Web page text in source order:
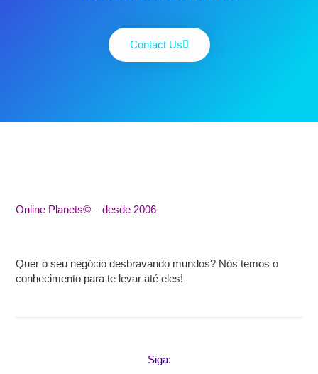
Contact Us
Online Planets© – desde 2006
Quer o seu negócio desbravando mundos? Nós temos o
conhecimento para te levar até eles!
Siga: